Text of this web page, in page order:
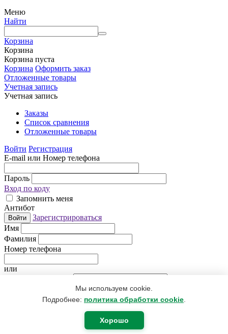
Мы используем cookie.
Подробнее: политика обработки cookie
Хорошо
Меню
Найти
Корзина
Корзина
Корзина пуста
Корзина Оформить заказ
Отложенные товары
Учетная запись
Учетная запись
Заказы
Список сравнения
Отложенные товары
Войти Регистрация
E-mail или Номер телефона
Пароль
Вход по коду
Запомнить меня
Антибот
Войти
Зарегистрироваться
Имя
Фамилия
Номер телефона
или
Я уже зарегистрирован